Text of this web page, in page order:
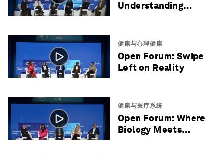
Understanding
健康与心理健康
Open Forum: Swipe
Left on Reality
健康与医疗系统
Open Forum: Where
Biology Meets